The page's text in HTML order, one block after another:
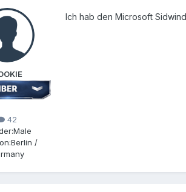
42
Male
Berlin /
Ich hab den Microsoft